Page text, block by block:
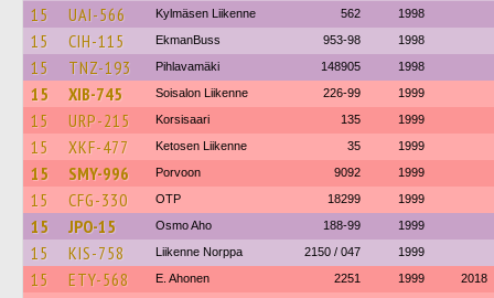
15 UAI-566 Kylmäsen Liikenne 562 1998
15 CIH-115 EkmanBuss 953-98 1998
15 TNZ-193 Pihlavamäki 148905 1998
15 XIB-745 Soisalon Liikenne 226-99 1999
15 URP-215 Korsisaari 135 1999
15 XKF-477 Ketosen Liikenne 35 1999
15 SMY-996 Porvoon 9092 1999
15 CFG-330 OTP 18299 1999
15 JPO-15 Osmo Aho 188-99 1999
15 KIS-758 Liikenne Norppa 2150 / 047 1999
15 ETY-568 E. Ahonen 2251 1999 2018